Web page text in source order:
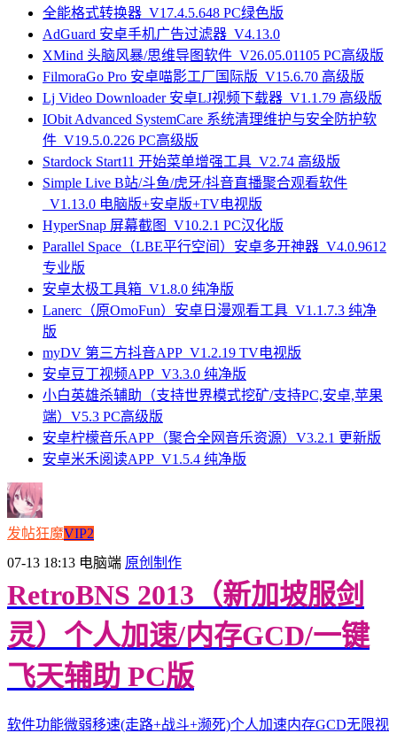
全能格式转换器_V17.4.5.648 PC绿色版
AdGuard 安卓手机广告过滤器_V4.13.0
XMind 头脑风暴/思维导图软件_V26.05.01105 PC高级版
FilmoraGo Pro 安卓喵影工厂国际版_V15.6.70 高级版
Lj Video Downloader 安卓LJ视频下载器_V1.1.79 高级版
IObit Advanced SystemCare 系统清理维护与安全防护软
件_V19.5.0.226 PC高级版
Stardock Start11 开始菜单增强工具_V2.74 高级版
Simple Live B站/斗鱼/虎牙/抖音直播聚合观看软件
_V1.13.0 电脑版+安卓版+TV电视版
HyperSnap 屏幕截图_V10.2.1 PC汉化版
Parallel Space（LBE平行空间）安卓多开神器_V4.0.9612
专业版
安卓太极工具箱_V1.8.0 纯净版
Lanerc（原OmoFun）安卓日漫观看工具_V1.1.7.3 纯净
版
myDV 第三方抖音APP_V1.2.19 TV电视版
安卓豆丁视频APP_V3.3.0 纯净版
小白英雄杀辅助（支持世界模式挖矿/支持PC,安卓,苹果
端）V5.3 PC高级版
安卓柠檬音乐APP（聚合全网音乐资源）V3.2.1 更新版
安卓米禾阅读APP_V1.5.4 纯净版
发帖狂魔VIP2
07-13 18:13 电脑端 原创制作
RetroBNS 2013（新加坡服剑
灵）个人加速/内存GCD/一键
飞天辅助 PC版
软件功能微弱移速(走路+战斗+濒死)个人加速内存GCD无限视